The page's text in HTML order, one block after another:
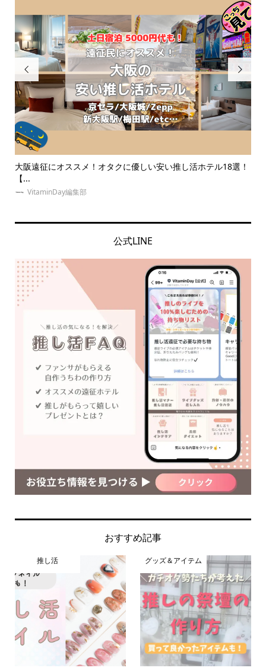

テル18選！ 【体験取材】推し活に！オタクの遠征は夜行バスで安く
VitaminDay編集部

公式LINE
おすすめ記事
推し活 グッズ＆アイテム